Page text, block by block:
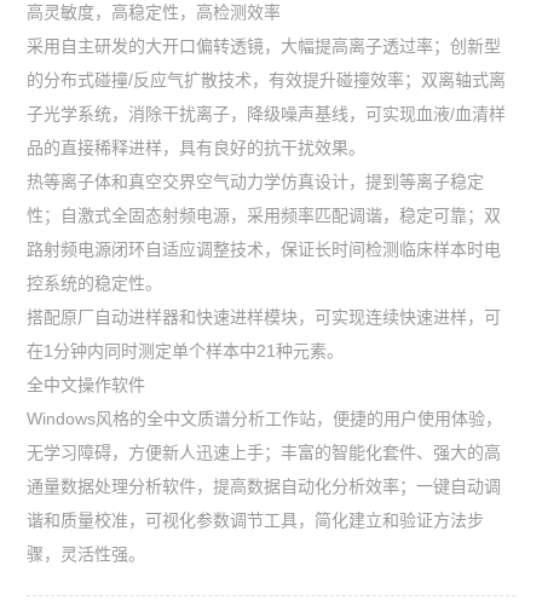
高灵敏度，高稳定性，高检测效率
采用自主研发的大开口偏转透镜，大幅提高离子透过率；创新型
的分布式碰撞/反应气扩散技术，有效提升碰撞效率；双离轴式离
子光学系统，消除干扰离子，降级噪声基线，可实现血液/血清样
品的直接稀释进样，具有良好的抗干扰效果。
热等离子体和真空交界空气动力学仿真设计，提到等离子稳定
性；自激式全固态射频电源，采用频率匹配调谐，稳定可靠；双
路射频电源闭环自适应调整技术，保证长时间检测临床样本时电
控系统的稳定性。
搭配原厂自动进样器和快速进样模块，可实现连续快速进样，可
在1分钟内同时测定单个样本中21种元素。
全中文操作软件
Windows风格的全中文质谱分析工作站，便捷的用户使用体验，
无学习障碍，方便新人迅速上手；丰富的智能化套件、强大的高
通量数据处理分析软件，提高数据自动化分析效率；一键自动调
谐和质量校准，可视化参数调节工具，简化建立和验证方法步
骤，灵活性强。